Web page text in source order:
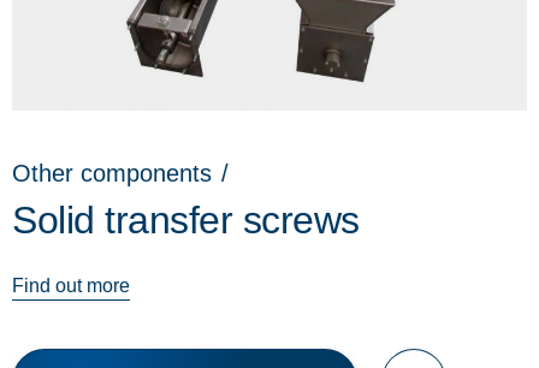
Other components /
Solid transfer screws
Find out more